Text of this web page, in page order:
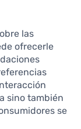
las
ofrecerle
sino también
se